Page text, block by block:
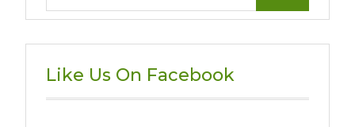
Like Us On Facebook